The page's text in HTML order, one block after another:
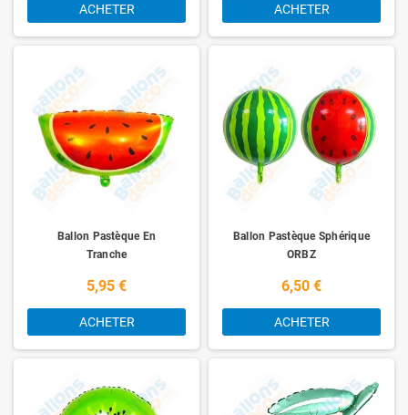
ACHETER ACHETER
Ballon Pastèque En
Tranche
5,95 €
ACHETER
Ballon Pastèque Sphérique
ORBZ
6,50 €
ACHETER